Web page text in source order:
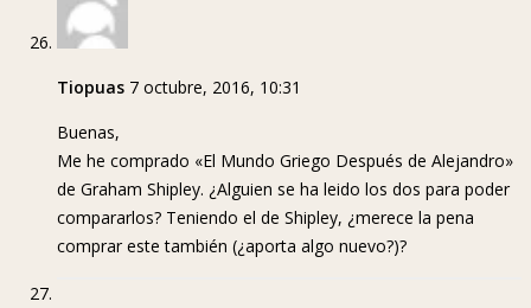
Tiopuas 7 octubre, 2016, 10:31
Buenas,
Me he comprado «El Mundo Griego Después de Alejandro»
de Graham Shipley. ¿Alguien se ha leido los dos para poder
compararlos? Teniendo el de Shipley, ¿merece la pena
comprar este también (¿aporta algo nuevo?)?